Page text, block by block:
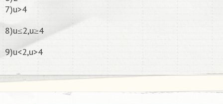
7)u>4
8)u≤2,u≥4
9)u<2,u>4